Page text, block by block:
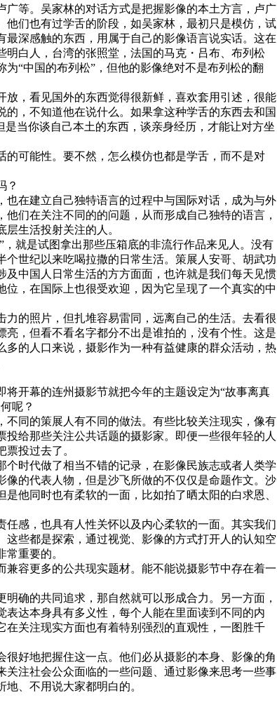
等。吴家林的对话方式是把握影像的本土方言，卢广
们也有过学舌的阶段，如吴家林，最初只是模仿，试
深感触的东西，用属于自己的影像语言说实话。这在
白人，台湾的张照堂，法国的马克・吕布、布列松
“中国的布列松”，但他的影像绝对不是布列松的翻
，看见国外的东西觉得很新鲜，喜欢套用引述，很能
，不知道他在说什么。如果拿这种学舌的东西去和国
当你谈自己本土的东西，谈亲身经历，才能让对方坐
可能性。要不然，怎么模仿也都是学舌，而不是对
？
在建立自己独特语言的过程中与国际对话，成为与外
们在关注不同的的问题，从而形成自己独特的语言，
生活投射关注的人。
就是试图拿出那些压箱底的非流行作品来见人。没有
世纪以来吃喝拉撒的日常生活。策展人安哥、胡武功
中国人日常生活的方方面面，也许就是我们每天见惯
，在国际上也很受欢迎，因为它呈现了一个真实的中
的照片，但扎堆容易雷同，远离自己的生活。去看很
，但看不看名字都分不出是谁拍的，没有个性。这是
的人口来说，摄影作为一种有益健康的群众活动，热
开幕的连州摄影节就把今年的主题设定为“故事离真
呢？
同的策展人有不同的做法。有些比较关注现实，像有
给那些关注公共话题的摄影家。即便一些很年轻的人
投过去了。
时代做了相当不错的记录，在影像民族志或者人类学
的代表人物，但是沙飞所做的不仅仅是命题作文。沙
他同时也有柔软的一面，比如拍了晒太阳的白求恩、
感，也具有人性关怀以及内心柔软的一面。其实我们
些都是探索，通过视觉、影像的方式打开人的认知空
重要的。
容更多的公共现实题材。能不能说摄影节中存在着一
的共同追求，那自然就可以形成合力。另一方面，
达本身具有多义性，每个人能在里面读到不同的内
关注现实方面也有着特别强烈的直观性，一图胜千
好地把握住这一点。他们必从摄影的本身、影像的角
注社会公众面临的一些问题、通过影像来思考一些事
、不用说大家都明白的。